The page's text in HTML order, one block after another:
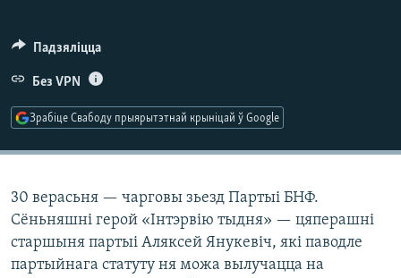
КАЛЯНДАР
НА ХВАЛЯХ СВАБОДЫ
Падзяліцца
Без VPN
Зрабіце Свабоду прыярытэтнай крыніцай ў Google
30 верасьня — чарговы зьезд Партыі БНФ.
Сёньняшні герой «Інтэрвію тыдня» — цяперашні
старшыня партыі Аляксей Янукевіч, які паводле
партыйнага статуту ня можа вылучацца на